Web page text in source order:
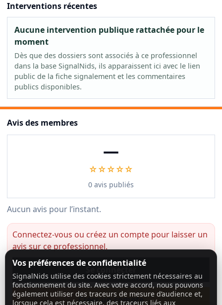
Interventions récentes
Aucune intervention publique rattachée pour le
moment
Dès que des dossiers sont associés à ce professionnel
dans la base SignalNids, ils apparaissent ici avec le lien
public de la fiche signalement et les commentaires
publics disponibles.
Avis des membres
—
☆☆☆☆☆
0 avis publiés
Aucun avis pour l’instant.
Connectez-vous ou créez un compte pour laisser un
avis sur ce professionnel.
Créer un compte
Vos préférences de confidentialité
SignalNids utilise des cookies strictement nécessaires au
fonctionnement du site. Avec votre accord, nous pouvons
également utiliser des traceurs de mesure d’audience et,
lorsque cela est nécessaire, des traceurs liés aux